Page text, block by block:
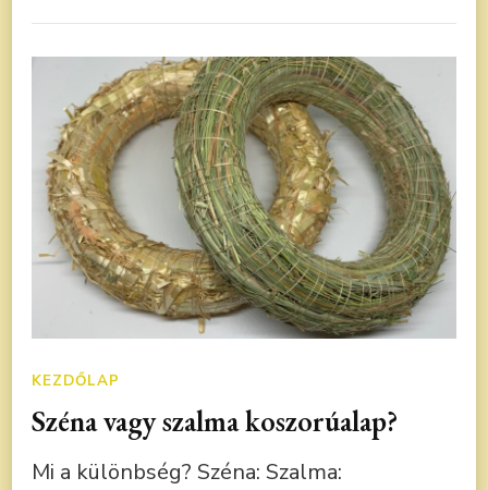
KEZDŐLAP
Széna vagy szalma koszorúalap?
Mi a különbség? Széna: Szalma: